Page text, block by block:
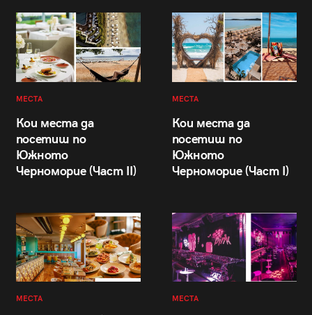
МЕСТА
Кои места да
посетиш по
Южното
Черноморие (Част II)
МЕСТА
Кои места да
посетиш по
Южното
Черноморие (Част I)
МЕСТА МЕСТА